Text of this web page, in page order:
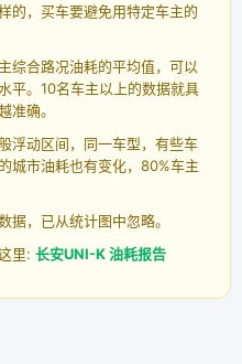
的，买车要避免用特定车主的
综合路况油耗的平均值，可以
平。10名车主以上的数据就具
准确。
浮动区间，同一车型，有些车
城市油耗也有变化，80%车主
据，已从统计图中忽略。
里: 长安UNI-K 油耗报告